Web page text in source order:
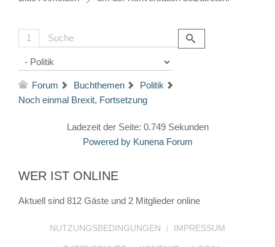
1
Forum Buchthemen
Politik
Noch einmal Brexit, Fortsetzung
Ladezeit der Seite: 0.749 Sekunden
Powered by Kunena Forum
WER IST ONLINE
Aktuell sind 812 Gäste und 2 Mitglieder online
NUTZUNGSBEDINGUNGEN IMPRESSUM